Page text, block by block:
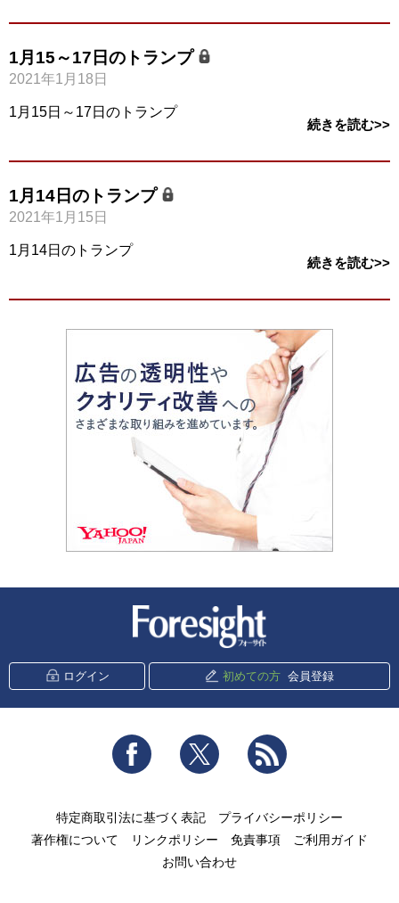
1月15～17日のトランプ
2021年1月18日
1月15日～17日のトランプ
続きを読む>>
1月14日のトランプ
2021年1月15日
1月14日のトランプ
続きを読む>>
ログイン 初めての方 会員登録
Facebook Twitter
特定商取引法に基づく表記
プライバシーポリシー
著作権について
リンクポリシー 免責事項
ご利用ガイド
お問い合わせ